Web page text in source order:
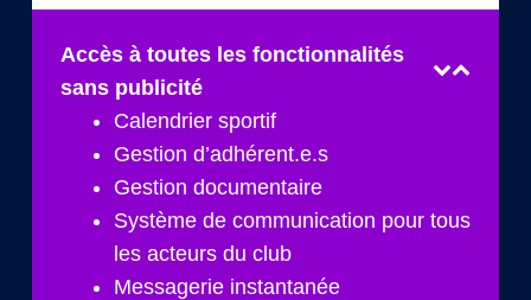
Accès à toutes les fonctionnalités
sans publicité
Calendrier sportif
Gestion d’adhérent.e.s
Gestion documentaire
Système de communication pour tous
les acteurs du club
Messagerie instantanée